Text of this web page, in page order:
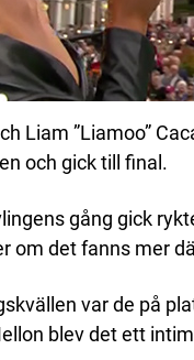
Liam ”Liamoo”
och gick till final.
gång gick
om det fanns mer
var de på
blev det ett